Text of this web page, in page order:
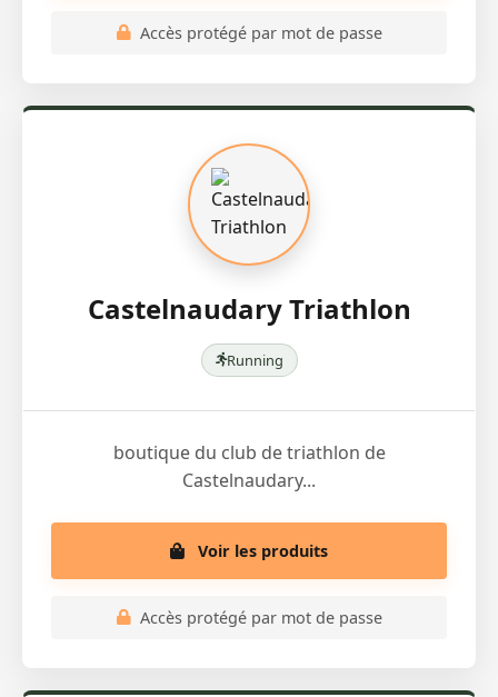
Accès protégé par mot de passe
Castelnaudary Triathlon
Running
boutique du club de triathlon de
Castelnaudary...
Voir les produits
Accès protégé par mot de passe